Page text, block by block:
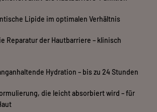
Lipide im optimalen Verhältnis
Reparatur der Hautbarriere – klinisch
Hydration – bis zu 24 Stunden
die leicht absorbiert wird – für